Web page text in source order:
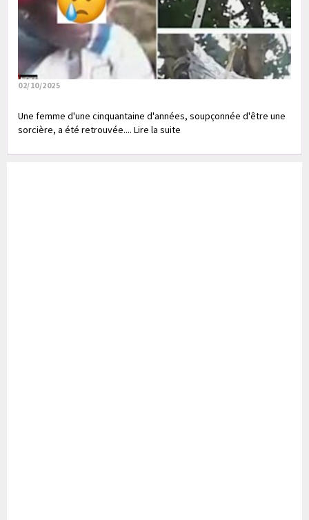
02/10/2025
Une femme d'une cinquantaine d'années, soupçonnée d'être une
sorcière, a été retrouvée.... Lire la suite